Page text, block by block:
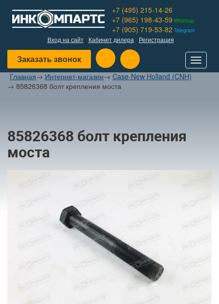
+7 (495) 215-14-26
+7 (965) 198-43-59 Whatsap
+7 (905) 719-53-82 Telegram
Вход на сайт Кабинет дилера Регистрация
Заказать звонок
Toggle
Главная→ Интернет-магазин→ Case-New Holland (CNH)
→ 85826368 болт крепления моста
85826368 болт крепления
моста